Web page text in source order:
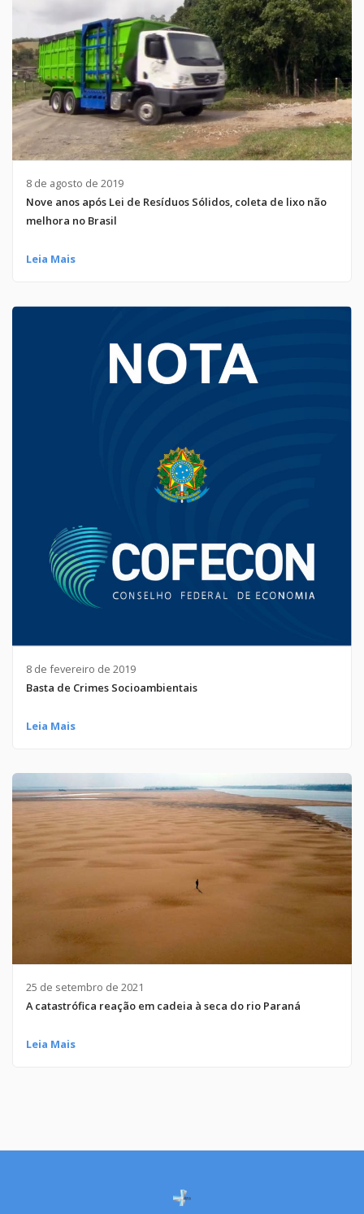
8 de agosto de 2019
Nove anos após Lei de Resíduos Sólidos, coleta de lixo não
melhora no Brasil
Leia Mais
8 de fevereiro de 2019
Basta de Crimes Socioambientais
Leia Mais
25 de setembro de 2021
A catastrófica reação em cadeia à seca do rio Paraná
Leia Mais